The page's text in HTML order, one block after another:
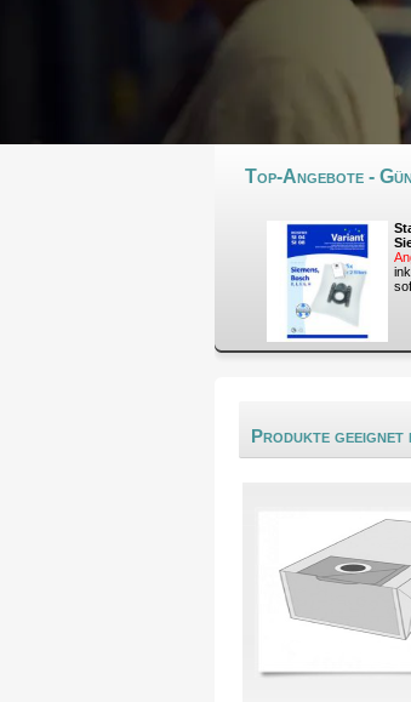
Top-Angebote -
Produkte geeignet